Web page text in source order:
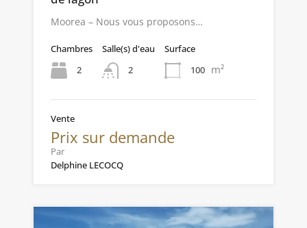
Moorea – Nous vous proposons…
Chambres
2
Salle(s) d'eau
2
Surface
100 m²
Vente
Prix sur demande
Par
Delphine LECOCQ